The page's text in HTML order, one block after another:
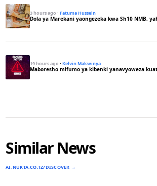
3 hours ago ·Fatuma Hussein
Dola ya Marekani yaongezeka kwa Sh10 NMB,
19 hours ago ·Kelvin Makwinya
Maboresho mifumo ya kibenki yanavyoweza
Similar News
AI.NUKTA.CO.TZ/DISCOVER →